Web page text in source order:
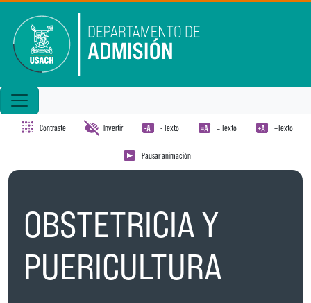
Contraste Invertir - Texto = Texto +Texto
Pausar animación
OBSTETRICIA Y
PUERICULTURA